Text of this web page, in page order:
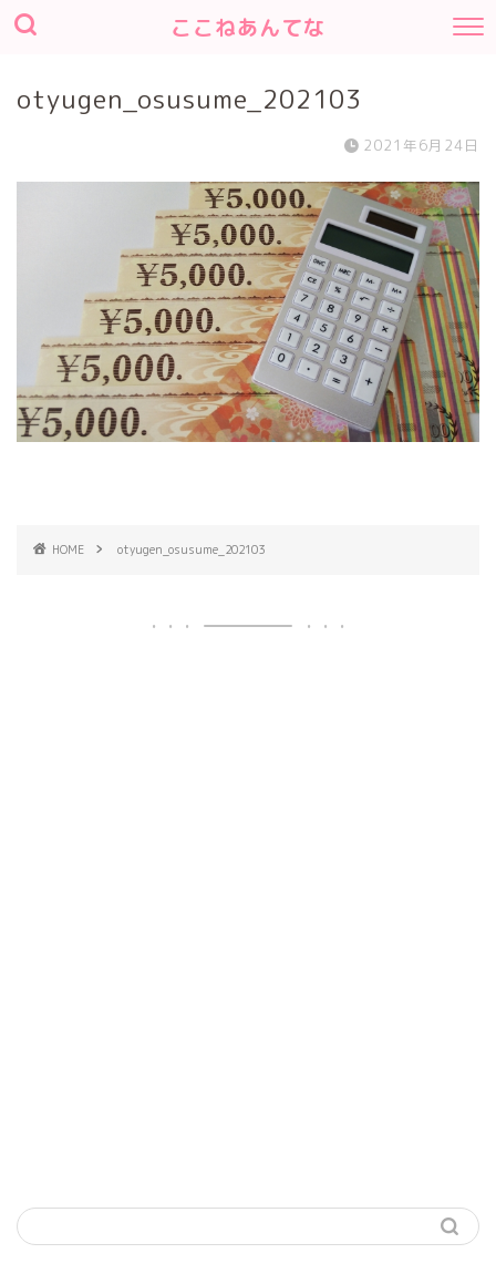
ここねあんてな
otyugen_osusume_202103
2021年6月24日
HOME otyugen_osusume_202103